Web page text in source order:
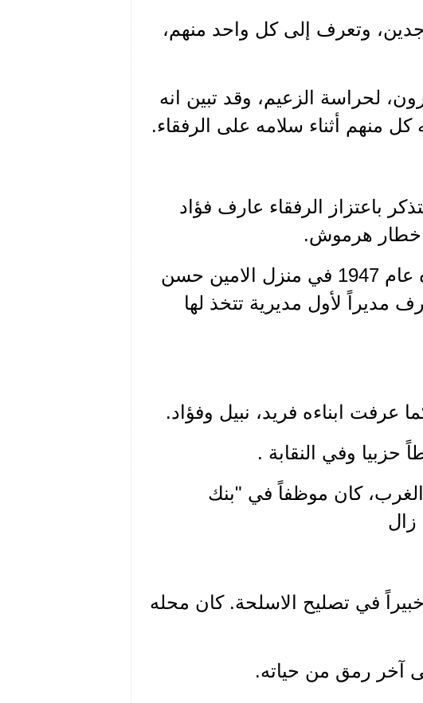
وتعرف إلى كل واحد منهم،
لحراسة الزعيم، وقد تبين انه
منهم أثناء سلامه على الرفقاء.
باعتزاز الرفقاء عارف فؤاد
خطار هرموش.
كان الرفيق عارف انتمى على يد سعاده عام 1947 في منزل الامين حسن
مديراً لأول مديرية تتخذ لها
الغرب، كان موظفاً في "بنك
زال
في تصليح الاسلحة. كان محله
آخر رمق من حياته.